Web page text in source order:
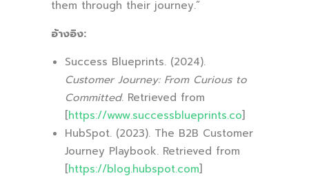
them through their journey.”
อ้างอิง:
Success Blueprints. (2024).
Customer Journey: From Curious to
Committed. Retrieved from
[https://www.successblueprints.co]
HubSpot. (2023). The B2B Customer
Journey Playbook. Retrieved from
[https://blog.hubspot.com]